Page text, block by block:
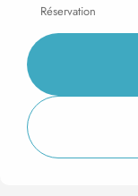
Réservation